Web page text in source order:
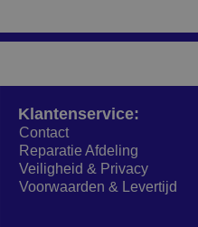
Klantenservice:
Contact
Reparatie Afdeling
Veiligheid & Privacy
Voorwaarden & Levertijd